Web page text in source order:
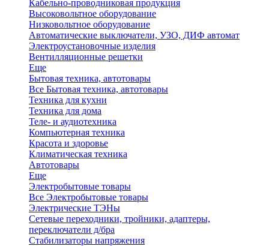
Кабельно-проводниковая продукция
Высоковольтное оборудование
Низковольтное оборудование
Автоматические выключатели, УЗО, ДИФ автомат
Электроустановочные изделия
Вентилляционные решетки
Еще
Бытовая техника, автотовары
Все Бытовая техника, автотовары
Техника для кухни
Техника для дома
Теле- и аудиотехника
Компьютерная техника
Красота и здоровье
Климатическая техника
Автотовары
Еще
Электробытовые товары
Все Электробытовые товары
Электрические ТЭНы
Сетевые переходники, тройники, адаптеры,
переключатели д/бра
Стабилизаторы напряжения